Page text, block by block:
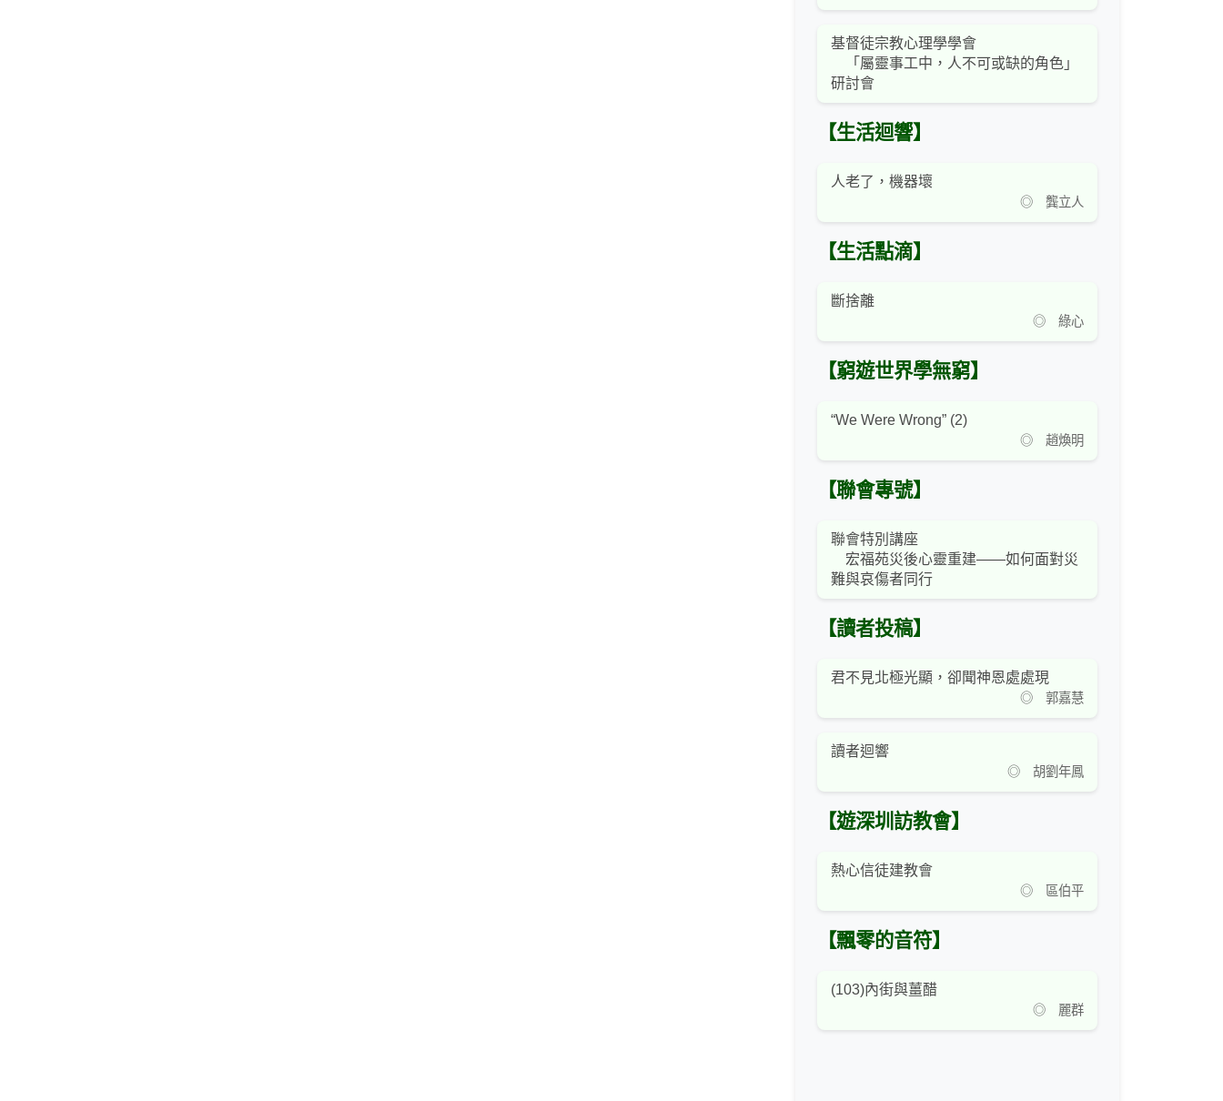
基督徒宗教心理學學會
「屬靈事工中，人不可或缺的角色」
研討會
【生活迴響】
人老了，機器壞
◎ 龔立人
【生活點滴】
斷捨離
◎ 綠心
【窮遊世界學無窮】
“We Were Wrong” (2)
◎ 趙煥明
【聯會專號】
聯會特別講座
宏福苑災後心靈重建——如何面對災
難與哀傷者同行
【讀者投稿】
君不見北極光顯，卻聞神恩處處現
◎ 郭嘉慧
讀者迴響
◎ 胡劉年鳳
【遊深圳訪教會】
熱心信徒建教會
◎ 區伯平
【飄零的音符】
(103)內街與薑醋
◎ 麗群